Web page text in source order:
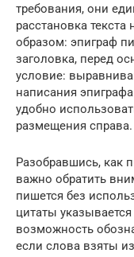
требования, они
расстановка
образом: эпиграф
заголовка, перед
условие:
написания
удобно
размещения справа.
Разобравшись, как
важно обратить
пишется без
цитаты
возможность
если слова взяты